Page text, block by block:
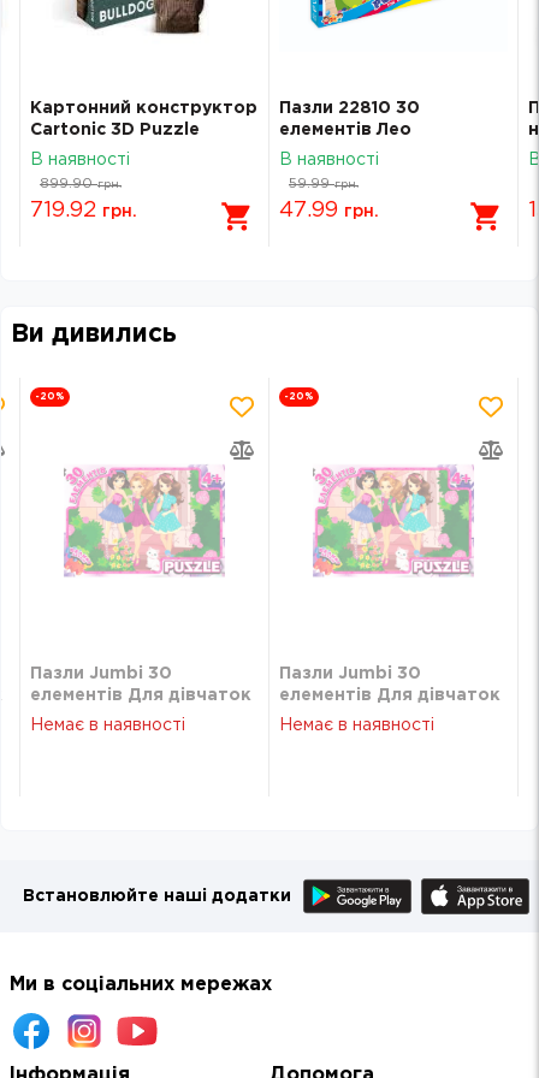
Картонний конструктор
Cartonic 3D Puzzle
Bulldog
В наявності
899.90 грн.
719.92 грн.
Пазли 22810 30
елементів Лео
Монстрики
В наявності
59.99 грн.
47.99 грн.
Ви дивились
-20%
Пазли Jumbi 30
елементів Для дівчаток
RI17092110
Немає в наявності
-20%
Пазли Jumbi 30
елементів Для дівчаток
RI17092110
Немає в наявності
Встановлюйте наші додатки
Ми в соціальних мережах